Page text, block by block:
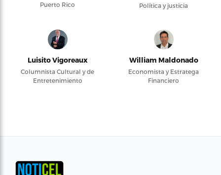
Puerto Rico
Política y justicia
Luisito Vigoreaux
Columnista Cultural y de
Entretenimiento
William Maldonado
Economista y Estratega
Financiero